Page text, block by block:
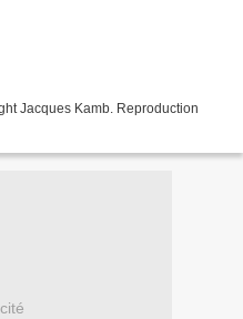
Jacques Kamb. Reproduction